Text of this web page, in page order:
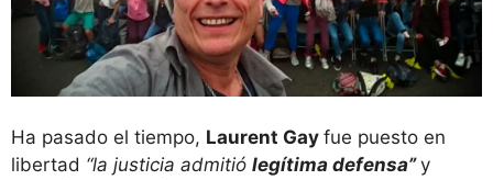
Ha pasado el tiempo, Laurent Gay fue puesto en
libertad “la justicia admitió legítima defensa”y